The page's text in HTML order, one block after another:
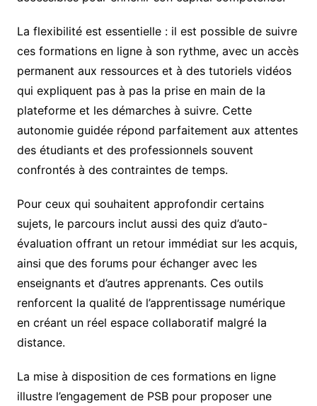
La flexibilité est essentielle : il est possible de suivre
ces formations en ligne à son rythme, avec un accès
permanent aux ressources et à des tutoriels vidéos
qui expliquent pas à pas la prise en main de la
plateforme et les démarches à suivre. Cette
autonomie guidée répond parfaitement aux attentes
des étudiants et des professionnels souvent
confrontés à des contraintes de temps.
Pour ceux qui souhaitent approfondir certains
sujets, le parcours inclut aussi des quiz d’auto-
évaluation offrant un retour immédiat sur les acquis,
ainsi que des forums pour échanger avec les
enseignants et d’autres apprenants. Ces outils
renforcent la qualité de l’apprentissage numérique
en créant un réel espace collaboratif malgré la
distance.
La mise à disposition de ces formations en ligne
illustre l’engagement de PSB pour proposer une